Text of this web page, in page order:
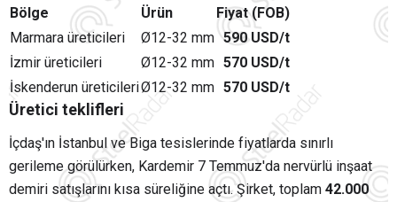
Bölge Ürün
Fiyat (FOB)
Marmara üreticileri
Ø12-32 mm 590 USD/t
İzmir üreticileri
Ø12-32 mm 570 USD/t
İskenderun üreticileriØ12-32 mm 570 USD/t
Üretici teklifleri
İçdaş'ın İstanbul ve Biga tesislerinde fiyatlarda sınırlı
gerileme görülürken, Kardemir 7 Temmuz'da nervürlü inşaat
demiri satışlarını kısa süreliğine açtı. Şirket, toplam 42.000